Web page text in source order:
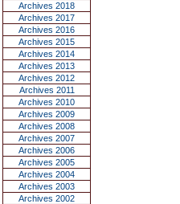
Archives 2018
Archives 2017
Archives 2016
Archives 2015
Archives 2014
Archives 2013
Archives 2012
Archives 2011
Archives 2010
Archives 2009
Archives 2008
Archives 2007
Archives 2006
Archives 2005
Archives 2004
Archives 2003
Archives 2002